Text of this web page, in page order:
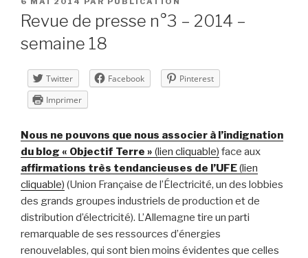
LE
Revue de presse n°3 – 2014 –
semaine 18
Twitter Facebook
Pinterest
Imprimer
Nous ne pouvons que nous associer à l’indignation
du blog « Objectif Terre » (lien cliquable) face aux
affirmations très tendancieuses de l’UFE(lien
cliquable) (Union Française de l’Électricité, un des lobbies
des grands groupes industriels de production et de
distribution d’électricité). L’Allemagne tire un parti
remarquable de ses ressources d’énergies
renouvelables, qui sont bien moins évidentes que celles